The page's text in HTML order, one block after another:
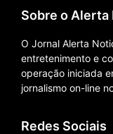
Sobre o Alerta
O Jornal Alerta
entretenimento e
operação iniciada
jornalismo on-line
Redes Sociais